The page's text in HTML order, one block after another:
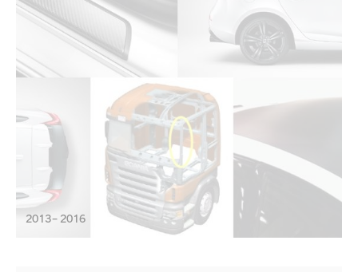
2013 – 2016